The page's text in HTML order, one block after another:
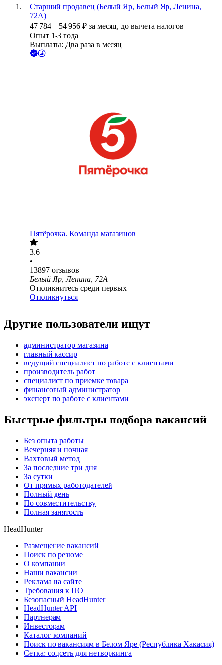
Старший продавец (Белый Яр, Белый Яр, Ленина,
72А)
47 784 – 54 956 ₽ за месяц, до вычета налогов
Опыт 1-3 года
Выплаты: Два раза в месяц
Пятёрочка. Команда магазинов
3.6
•
13897 отзывов
Белый Яр, Ленина, 72А
Откликнитесь среди первых
Откликнуться
Другие пользователи ищут
администратор магазина
главный кассир
ведущий специалист по работе с клиентами
производитель работ
специалист по приемке товара
финансовый администратор
эксперт по работе с клиентами
Быстрые фильтры подбора вакансий
Без опыта работы
Вечерняя и ночная
Вахтовый метод
За последние три дня
За сутки
От прямых работодателей
Полный день
По совместительству
Полная занятость
HeadHunter
Размещение вакансий
Поиск по резюме
О компании
Наши вакансии
Реклама на сайте
Требования к ПО
Безопасный HeadHunter
HeadHunter API
Партнерам
Инвесторам
Каталог компаний
Поиск по вакансиям в Белом Яре (Республика Хакасия)
Сетка: соцсеть для нетворкинга